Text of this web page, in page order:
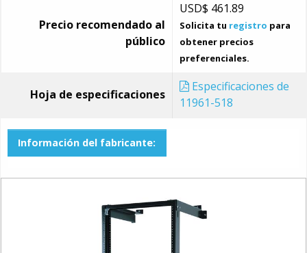
Precio recomendado al
público
USD$ 461.89
Solicita tu registro para
obtener precios
preferenciales.
Hoja de especificaciones
Especificaciones de
11961-518
Información del fabricante: